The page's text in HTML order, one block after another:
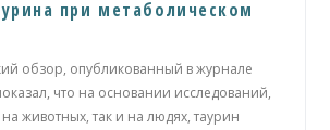
при метаболическом
обзор, опубликованный в журнале
что на основании исследований,
животных, так и на людях, таурин